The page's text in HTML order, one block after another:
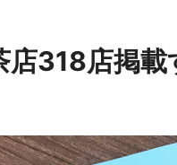
店318店掲